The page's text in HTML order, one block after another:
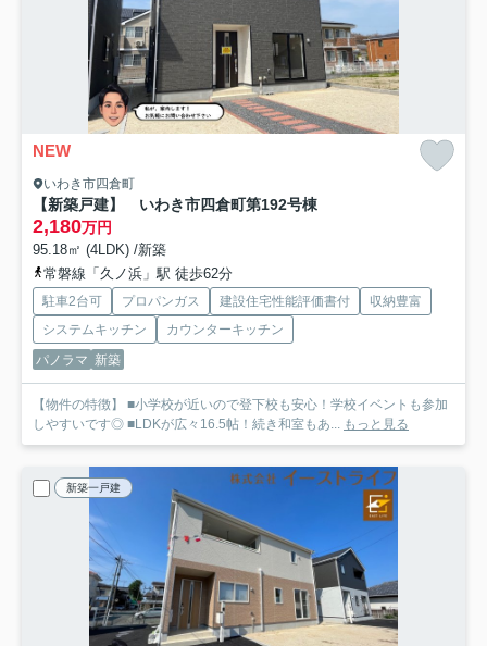
NEW
いわき市四倉町
【新築戸建】 いわき市四倉町第192号棟
2,180万円
95.18㎡ (4LDK) /新築
常磐線「久ノ浜」駅 徒歩62分
駐車2台可 プロパンガス 建設住宅性能評価書付
収納豊富
システムキッチン
カウンターキッチン
パノラマ 新築
【物件の特徴】 ■小学校が近いので登下校も安心！学校イベントも参加
しやすいです◎ ■LDKが広々16.5帖！続き和室もあ... もっと見る
新築一戸建